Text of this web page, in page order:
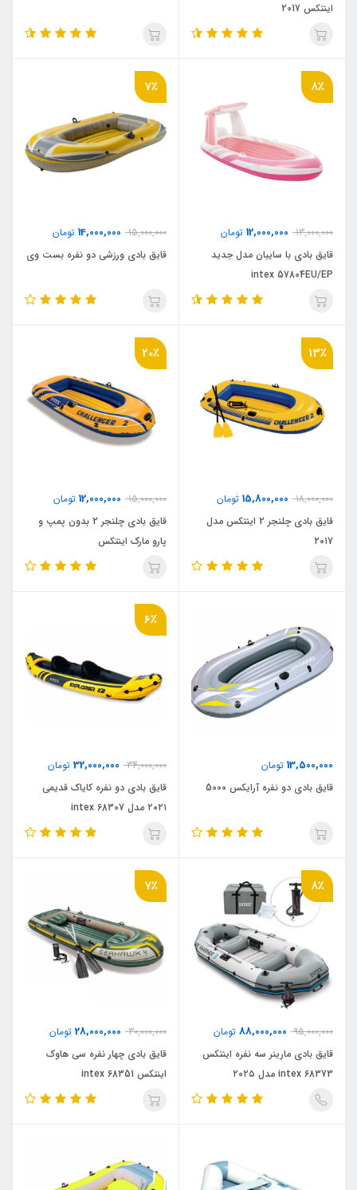
اینتکس 2017
8٪
13,000,000
12,000,000 تومان
قایق بادی با سایبان مدل جدید
intex 57804EU/EP
7٪
15,000,000
14,000,000 تومان
قایق بادی ورزشی دو نفره بست وی
13٪
18,000,000
15,800,000 تومان
قایق بادی چلنجر 2 اینتکس مدل
۲۰۱7
20٪
15,000,000
12,000,000 تومان
قایق بادی چلنجر 2 بدون پمپ و
پارو مارک اینتکس
13,500,000 تومان
قایق بادی دو نفره آرایکس 5000
6٪
34,000,000
32,000,000 تومان
قایق بادی دو نفره کایاک قدیمی
۲۰۲۱ مدل intex 68307
8٪
95,000,000
88,000,000 تومان
قایق بادی مارینر سه نفره اینتکس
intex 68373 مدل ۲۰۲۵
7٪
30,000,000
28,000,000 تومان
قایق بادی چهار نفره سی هاوک
اینتکس intex 68351